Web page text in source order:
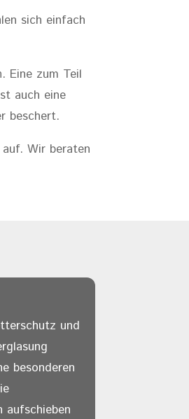
sich einfach
Eine zum Teil
auch eine
beschert.
Wir beraten
und
besonderen
aufschieben